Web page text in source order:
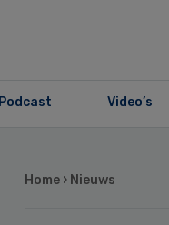
Podcast Video’s
Home › Nieuws